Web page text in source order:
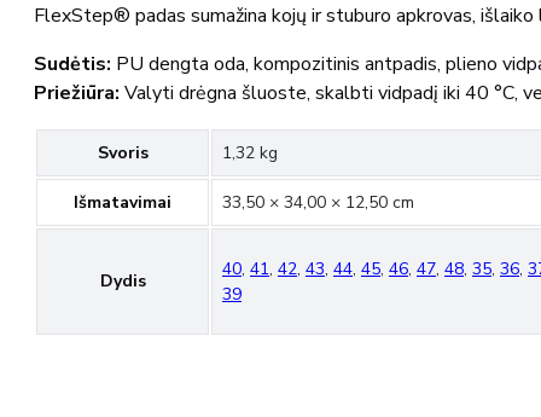
FlexStep® padas sumažina kojų ir stuburo apkrovas,
Sudėtis: PU dengta oda, kompozitinis antpadis, plieno
Priežiūra: Valyti drėgna šluoste, skalbti vidpadį iki 40 °C,
Svoris 1,32 kg
Išmatavimai 33,50 × 34,00 × 12,50 cm
Dydis
40, 41, 42, 43, 44, 45, 46, 47, 48, 35, 36,
39